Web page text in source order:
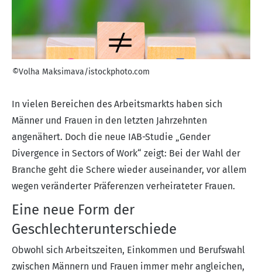
©Volha Maksimava/istockphoto.com
In vielen Bereichen des Arbeitsmarkts haben sich
Männer und Frauen in den letzten Jahrzehnten
angenähert. Doch die neue IAB-Studie „Gender
Divergence in Sectors of Work“ zeigt: Bei der Wahl der
Branche geht die Schere wieder auseinander, vor allem
wegen veränderter Präferenzen verheirateter Frauen.
Eine neue Form der
Geschlechterunterschiede
Obwohl sich Arbeitszeiten, Einkommen und Berufswahl
zwischen Männern und Frauen immer mehr angleichen,